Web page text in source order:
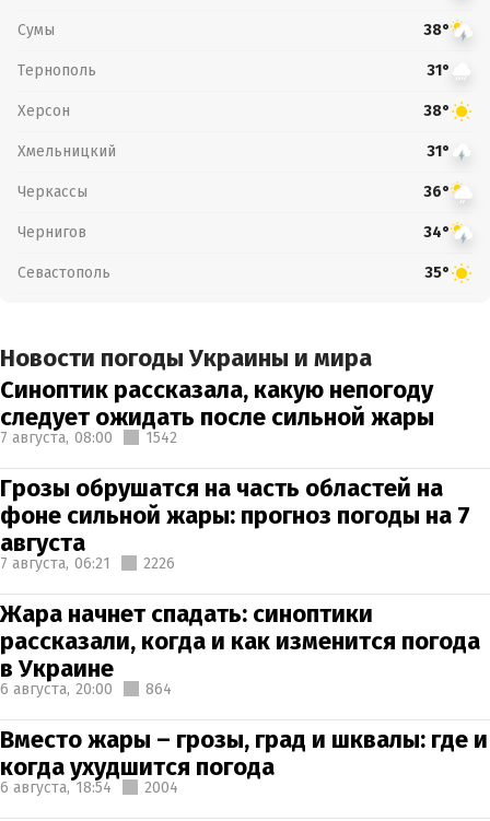
Сумы 38°
Тернополь 31°
Херсон 38°
Хмельницкий 31°
Черкассы 36°
Чернигов 34°
Севастополь 35°
Новости погоды Украины и мира
Синоптик рассказала, какую непогоду
следует ожидать после сильной жары
7 августа, 08:00 1542
Грозы обрушатся на часть областей на
фоне сильной жары: прогноз погоды на 7
августа
7 августа, 06:21 2226
Жара начнет спадать: синоптики
рассказали, когда и как изменится погода
в Украине
6 августа, 20:00 864
Вместо жары – грозы, град и шквалы: где и
когда ухудшится погода
6 августа, 18:54 2004